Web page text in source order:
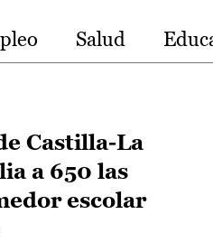
Salud
Castilla-La
a 650 las
escolar